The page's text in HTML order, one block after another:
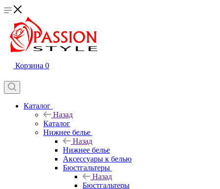
Корзина 0
Каталог
Назад
Каталог
Нижнее белье
Назад
Нижнее белье
Аксессуары к белью
Бюстгальтеры
Назад
Бюстгальтеры